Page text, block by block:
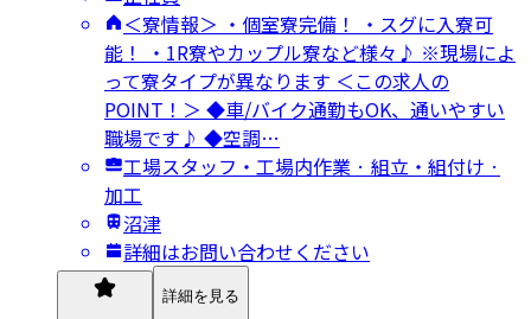
＜寮情報＞ ・個室寮完備！ ・スグに入寮可
能！ ・1R寮やカップル寮など様々♪ ※現場によ
って寮タイプが異なります ＜この求人の
POINT！＞ ◆車/バイク通勤もOK、通いやすい
職場です♪ ◆空調…
工場スタッフ・工場内作業 · 組立・組付け ·
加工
沼津
詳細はお問い合わせください
詳細を見る